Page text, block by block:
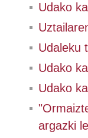
Udako
Udaleku
Udako
Udako
argazki